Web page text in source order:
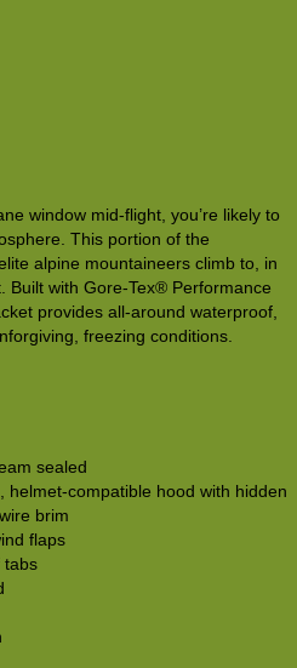
window mid-flight, you’re likely to
This portion of the
alpine mountaineers climb to, in
Built with Gore-Tex® Performance
provides all-around waterproof,
freezing conditions.
sealed
helmet-compatible hood with hidden
brim
flaps
tabs